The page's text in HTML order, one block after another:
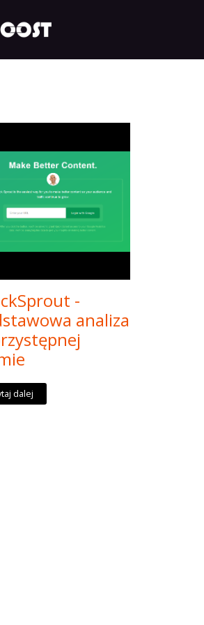
-
analiza
dalej